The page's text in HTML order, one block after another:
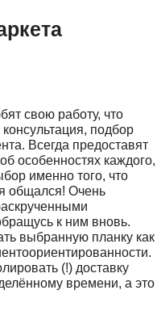
свою работу, что
подбор
Всегда предоставят
особенностях каждого,
именно того, что
общался! Очень
к ним вновь.
выбранную планку как
(!) доставку
времени, а это